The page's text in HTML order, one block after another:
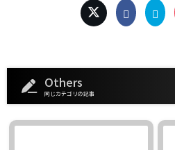
Others
同じカテゴリの記事